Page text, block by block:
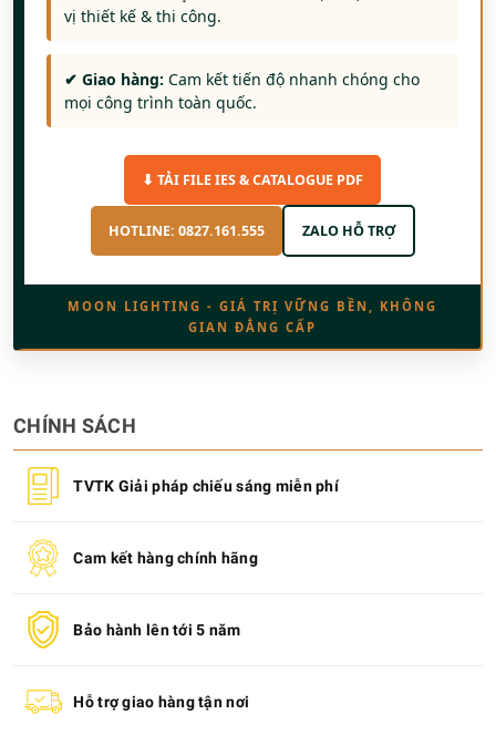
vị thiết kế & thi công.
✔ Giao hàng: Cam kết tiến độ nhanh chóng cho
mọi công trình toàn quốc.
⬇ TẢI FILE IES & CATALOGUE PDF
HOTLINE: 0827.161.555 ZALO HỖ TRỢ
MOON LIGHTING - GIÁ TRỊ VỮNG BỀN, KHÔNG
GIAN ĐẲNG CẤP
CHÍNH SÁCH
TVTK Giải pháp chiếu sáng miễn phí
Cam kết hàng chính hãng
Bảo hành lên tới 5 năm
Hỗ trợ giao hàng tận nơi